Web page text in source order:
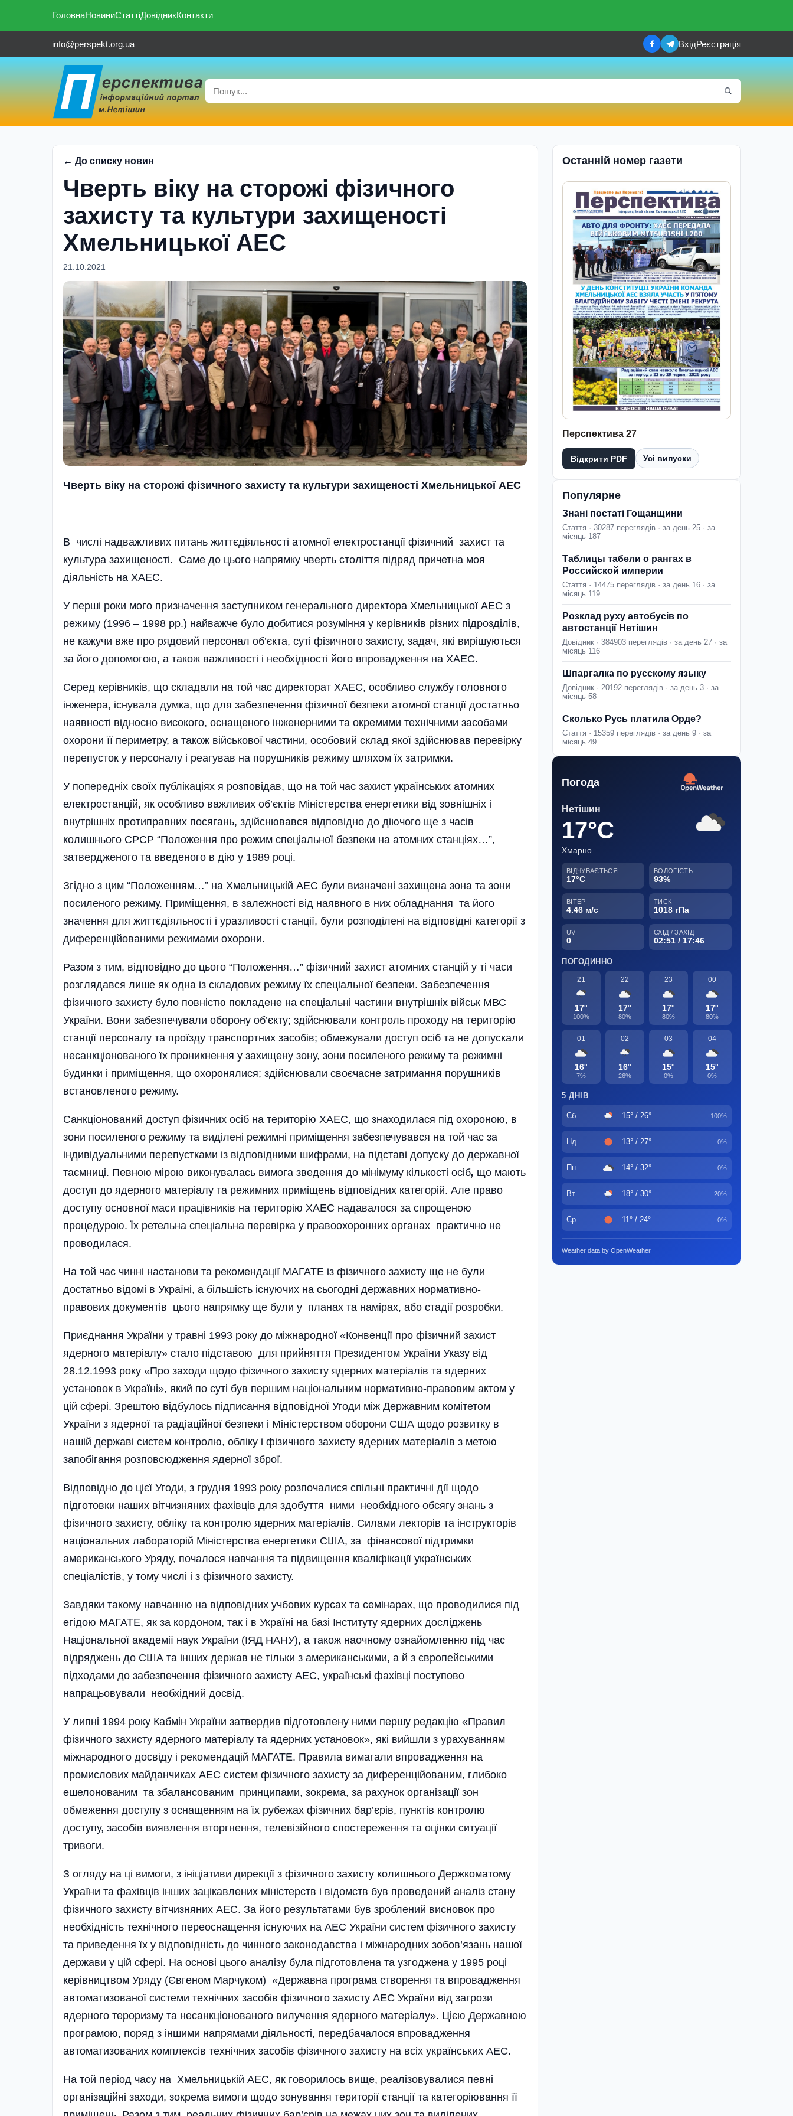
ГоловнаНовиниСтаттіДовідникКонтакти
info@perspekt.org.ua ВхідРеєстрація
← До списку новин
Чверть віку на сторожі фізичного
захисту та культури захищеності
Хмельницької АЕС
21.10.2021
Чверть віку на сторожі фізичного захисту та культури захищеності Хмельницької АЕС
В числі надважливих питань життєдіяльності атомної електростанції фізичний захист та
культура захищеності. Саме до цього напрямку чверть століття підряд причетна моя
діяльність на ХАЕС.
У перші роки мого призначення заступником генерального директора Хмельницької АЕС з
режиму (1996 – 1998 рр.) найважче було добитися розуміння у керівників різних підрозділів,
не кажучи вже про рядовий персонал об’єкта, суті фізичного захисту, задач, які вирішуються
за його допомогою, а також важливості і необхідності його впровадження на ХАЕС.
Серед керівників, що складали на той час директорат ХАЕС, особливо службу головного
інженера, існувала думка, що для забезпечення фізичної безпеки атомної станції достатньо
наявності відносно високого, оснащеного інженерними та окремими технічними засобами
охорони її периметру, а також військової частини, особовий склад якої здійснював перевірку
перепусток у персоналу і реагував на порушників режиму шляхом їх затримки.
У попередніх своїх публікаціях я розповідав, що на той час захист українських атомних
електростанцій, як особливо важливих об’єктів Міністерства енергетики від зовнішніх і
внутрішніх протиправних посягань, здійснювався відповідно до діючого ще з часів
колишнього СРСР “Положення про режим спеціальної безпеки на атомних станціях…”,
затвердженого та введеного в дію у 1989 році.
Згідно з цим “Положенням…” на Хмельницькій АЕС були визначені захищена зона та зони
посиленого режиму. Приміщення, в залежності від наявного в них обладнання та його
значення для життєдіяльності і уразливості станції, були розподілені на відповідні категорії з
диференційованими режимами охорони.
Разом з тим, відповідно до цього “Положення…” фізичний захист атомних станцій у ті часи
розглядався лише як одна із складових режиму їх спеціальної безпеки. Забезпечення
фізичного захисту було повністю покладене на спеціальні частини внутрішніх військ МВС
України. Вони забезпечували оборону об’єкту; здійснювали контроль проходу на територію
станції персоналу та проїзду транспортних засобів; обмежували доступ осіб та не допускали
несанкціонованого їх проникнення у захищену зону, зони посиленого режиму та режимні
будинки і приміщення, що охоронялися; здійснювали своєчасне затримання порушників
встановленого режиму.
Санкціонований доступ фізичних осіб на територію ХАЕС, що знаходилася під охороною, в
зони посиленого режиму та виділені режимні приміщення забезпечувався на той час за
індивідуальними перепустками із відповідними шифрами, на підставі допуску до державної
таємниці. Певною мірою виконувалась вимога зведення до мінімуму кількості осіб, що мають
доступ до ядерного матеріалу та режимних приміщень відповідних категорій. Але право
доступу основної маси працівників на територію ХАЕС надавалося за спрощеною
процедурою. Їх ретельна спеціальна перевірка у правоохоронних органах практично не
проводилася.
На той час чинні настанови та рекомендації МАГАТЕ із фізичного захисту ще не були
достатньо відомі в Україні, а більшість існуючих на сьогодні державних нормативно-
правових документів цього напрямку ще були у планах та намірах, або стадії розробки.
Приєднання України у травні 1993 року до міжнародної «Конвенції про фізичний захист
ядерного матеріалу» стало підставою для прийняття Президентом України Указу від
28.12.1993 року «Про заходи щодо фізичного захисту ядерних матеріалів та ядерних
установок в Україні», який по суті був першим національним нормативно-правовим актом у
цій сфері. Зрештою відбулось підписання відповідної Угоди між Державним комітетом
України з ядерної та радіаційної безпеки і Міністерством оборони США щодо розвитку в
нашій державі систем контролю, обліку і фізичного захисту ядерних матеріалів з метою
запобігання розповсюдження ядерної зброї.
Відповідно до цієї Угоди, з грудня 1993 року розпочалися спільні практичні дії щодо
підготовки наших вітчизняних фахівців для здобуття ними необхідного обсягу знань з
фізичного захисту, обліку та контролю ядерних матеріалів. Силами лекторів та інструкторів
національних лабораторій Міністерства енергетики США, за фінансової підтримки
американського Уряду, почалося навчання та підвищення кваліфікації українських
спеціалістів, у тому числі і з фізичного захисту.
Завдяки такому навчанню на відповідних учбових курсах та семінарах, що проводилися під
егідою МАГАТЕ, як за кордоном, так і в Україні на базі Інституту ядерних досліджень
Національної академії наук України (ІЯД НАНУ), а також наочному ознайомленню під час
відряджень до США та інших держав не тільки з американськими, а й з європейськими
підходами до забезпечення фізичного захисту АЕС, українські фахівці поступово
напрацьовували необхідний досвід.
У липні 1994 року Кабмін України затвердив підготовлену ними першу редакцію «Правил
фізичного захисту ядерного матеріалу та ядерних установок», які вийшли з урахуванням
міжнародного досвіду і рекомендацій МАГАТЕ. Правила вимагали впровадження на
промислових майданчиках АЕС систем фізичного захисту за диференційованим, глибоко
ешелонованим та збалансованим принципами, зокрема, за рахунок організації зон
обмеження доступу з оснащенням на їх рубежах фізичних бар’єрів, пунктів контролю
доступу, засобів виявлення вторгнення, телевізійного спостереження та оцінки ситуації
тривоги.
З огляду на ці вимоги, з ініціативи дирекції з фізичного захисту колишнього Держкоматому
України та фахівців інших зацікавлених міністерств і відомств був проведений аналіз стану
фізичного захисту вітчизняних АЕС. За його результатами був зроблений висновок про
необхідність технічного переоснащення існуючих на АЕС України систем фізичного захисту
та приведення їх у відповідність до чинного законодавства і міжнародних зобов’язань нашої
держави у цій сфері. На основі цього аналізу була підготовлена та узгоджена у 1995 році
керівництвом Уряду (Євгеном Марчуком) «Державна програма створення та впровадження
автоматизованої системи технічних засобів фізичного захисту АЕС України від загрози
ядерного тероризму та несанкціонованого вилучення ядерного матеріалу». Цією Державною
програмою, поряд з іншими напрямами діяльності, передбачалося впровадження
автоматизованих комплексів технічних засобів фізичного захисту на всіх українських АЕС.
На той період часу на Хмельницькій АЕС, як говорилось вище, реалізовувалися певні
організаційні заходи, зокрема вимоги щодо зонування території станції та категоріювання її
Останній номер газети
Перспектива 27
Відкрити PDF Усі випуски
Популярне
Знані постаті Гощанщини
Стаття · 30287 переглядів · за день 25 · за
місяць 187
Таблицы табели о рангах в
Российской империи
Стаття · 14475 переглядів · за день 16 · за
місяць 119
Розклад руху автобусів по
автостанції Нетішин
Довідник · 384903 переглядів · за день 27 · за
місяць 116
Шпаргалка по русскому языку
Довідник · 20192 переглядів · за день 3 · за
місяць 58
Сколько Русь платила Орде?
Стаття · 15359 переглядів · за день 9 · за
місяць 49
Погода
Нетішин
17°C
Хмарно
ВІДЧУВАЄТЬСЯ
17°C
ВОЛОГІСТЬ
93%
ВІТЕР
4.46 м/с
ТИСК
1018 гПа
UV
0
СХІД / ЗАХІД
02:51 / 17:46
ПОГОДИННО
21
17°
100%
22
17°
80%
23
17°
80%
00
17°
80%
01
16°
7%
02
16°
26%
03
15°
0%
04
15°
0%
5 ДНІВ
Сб 15° / 26° 100%
Нд 13° / 27° 0%
Пн 14° / 32° 0%
Вт 18° / 30° 20%
Ср 11° / 24° 0%
Weather data by OpenWeather